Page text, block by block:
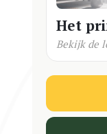
Het
Bekijk de